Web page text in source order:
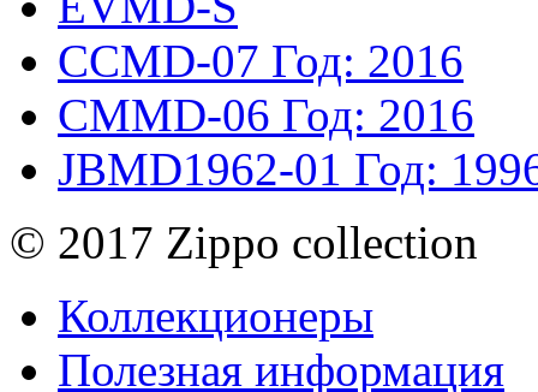
CCMD-07 Год: 2016
CMMD-06 Год: 2016
JBMD1962-01 Год:
© 2017 Zippo collection
Коллекционеры
Полезная информация